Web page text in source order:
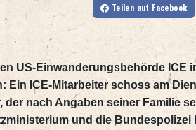
Teilen auf Facebook
US-Einwanderungsbehörde ICE
Ein ICE-Mitarbeiter schoss am
der nach Angaben seiner Familie
und die Bundespolizei